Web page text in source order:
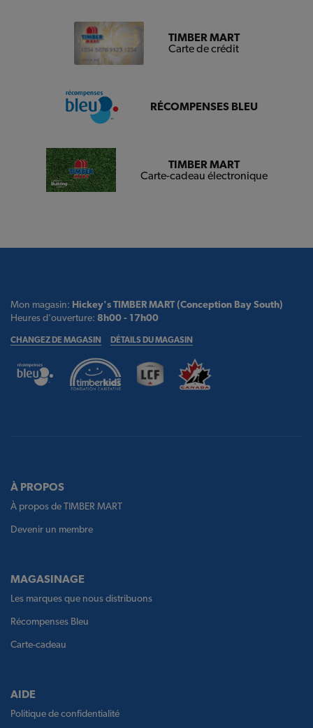
TIMBER MART
Carte de crédit
RÉCOMPENSES BLEU
TIMBER MART
Carte-cadeau électronique
Mon magasin: Hickey's TIMBER MART (Conception Bay South)
Heures d'ouverture: 8h00 - 17h00
CHANGEZ DE MAGASIN DÉTAILS DU MAGASIN
À PROPOS
À propos de TIMBER MART
Devenir un membre
MAGASINAGE
Les marques que nous distribuons
Récompenses Bleu
Carte-cadeau
AIDE
Politique de confidentialité